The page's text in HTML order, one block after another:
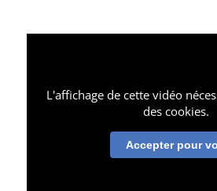
L'affichage de cette vidéo
des cookies.
Accepter pour